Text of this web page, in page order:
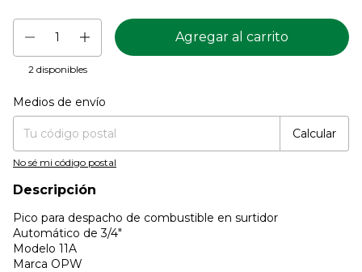
2 disponibles
Entregas para el CP:
Medios de envío
Calcular
No sé mi código postal
Descripción
Pico para despacho de combustible en surtidor
Automático de 3/4"
Modelo 11A
Marca OPW